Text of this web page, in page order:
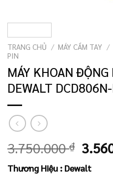
TRANG CHỦ / MÁY CẦM TAY /
PIN
MÁY KHOAN
DEWALT
3.750.000₫ Giá
gốc
là:
Thương Hiệu : Dewalt